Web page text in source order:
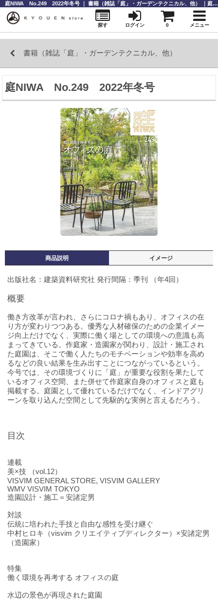
書籍（雑誌「庭」・ガーデンテクニカル、他）
庭NIWA No.249 2022年冬号
商品説明 イメージ
出版社名：建築資料研究社 発行間隔：季刊 （年4回）
概要
働き方改革が言われ、さらにコロナ禍もあり、オフィスの在
り方が変わりつつある。優秀な人材確保のための企業イメー
ジ向上だけでなく、実際に働く場としての環境への意識も高
まってきている。作庭家・造園家が関わり、設計・施工され
た庭園は、そこで働く人たちのモチベーションや効率を高め
るなどの良い結果を生み出すことにつながっているという。
今号では、その環境づくりに「庭」が重要な役割を果たして
いるオフィス空間、また併せて作庭家自身のオフィスと庭も
掲載する。庭園として優れているだけでなく、インドアグリ
ーンを取り込んだ空間として先駆的な実例と言えるだろう。
目次
連載
美×技 （vol.12）
VISVIM GENERAL STORE, VISVIM GALLERY
WMV VISVIM TOKYO
造園設計・施工＝安諸定男
対談
伝統に培われた手技と自由な感性を受け継ぐ
中村ヒロキ（visvim クリエイティブディレクター）×安諸定男
（造園家）
特集
働く環境を再考する オフィスの庭
水辺の景色が再現された庭園
庭NIWA No.249 2022年冬号 ｜ 書籍（雑誌「庭」・ガーデンテクニカル、他） ｜庭師道具なら【KYOUENstoe】庭師道具・造園資材の販売と通販
探す ログイン 0 メニュー